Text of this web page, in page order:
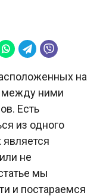
на
между ними
Есть
из одного
является
не
мы
и постараемся